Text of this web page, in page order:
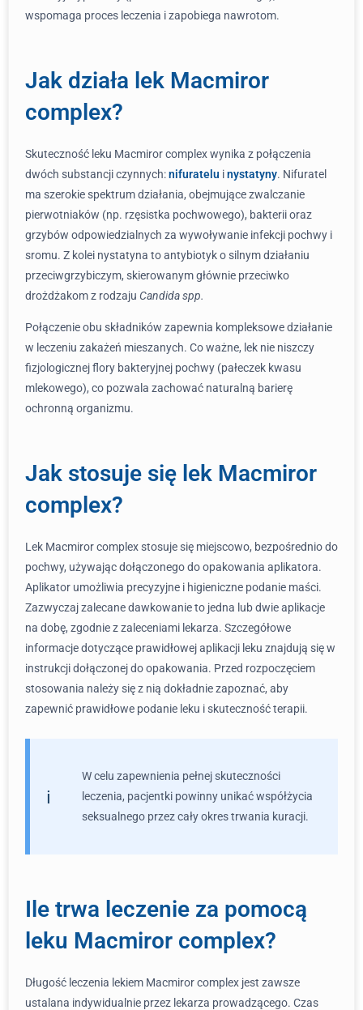
wspomaga proces leczenia i zapobiega nawrotom.
Jak działa lek Macmiror
complex?
Skuteczność leku Macmiror complex wynika z połączenia
dwóch substancji czynnych:nifuratelu inystatyny. Nifuratel
ma szerokie spektrum działania, obejmujące zwalczanie
pierwotniaków (np. rzęsistka pochwowego), bakterii oraz
grzybów odpowiedzialnych za wywoływanie infekcji pochwy i
sromu. Z kolei nystatyna to antybiotyk o silnym działaniu
przeciwgrzybiczym, skierowanym głównie przeciwko
drożdżakom z rodzaju Candida spp.
Połączenie obu składników zapewnia kompleksowe działanie
w leczeniu zakażeń mieszanych. Co ważne, lek nie niszczy
fizjologicznej flory bakteryjnej pochwy (pałeczek kwasu
mlekowego), co pozwala zachować naturalną barierę
ochronną organizmu.
Jak stosuje się lek Macmiror
complex?
Lek Macmiror complex stosuje się miejscowo, bezpośrednio do
pochwy, używając dołączonego do opakowania aplikatora.
Aplikator umożliwia precyzyjne i higieniczne podanie maści.
Zazwyczaj zalecane dawkowanie to jedna lub dwie aplikacje
na dobę, zgodnie z zaleceniami lekarza. Szczegółowe
informacje dotyczące prawidłowej aplikacji leku znajdują się w
instrukcji dołączonej do opakowania. Przed rozpoczęciem
stosowania należy się z nią dokładnie zapoznać, aby
zapewnić prawidłowe podanie leku i skuteczność terapii.
W celu zapewnienia pełnej skuteczności
leczenia, pacjentki powinny unikać współżycia
seksualnego przez cały okres trwania kuracji.
Ile trwa leczenie za pomocą
leku Macmiror complex?
Długość leczenia lekiem Macmiror complex jest zawsze
ustalana indywidualnie przez lekarza prowadzącego. Czas